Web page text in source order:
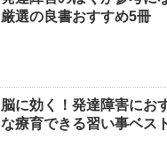
厳選の良書おすすめ5冊
脳に効く！発達障害にお
な療育できる習い事ベス